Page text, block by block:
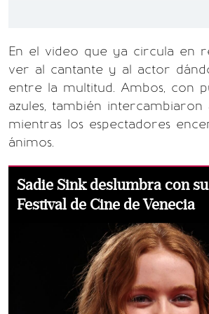
En el video que ya circula en
ver al cantante y al actor
entre la multitud. Ambos, con
azules, también intercambiaron
mientras los espectadores
ánimos.
Sadie Sink deslumbra con
Festival de Cine de Venecia